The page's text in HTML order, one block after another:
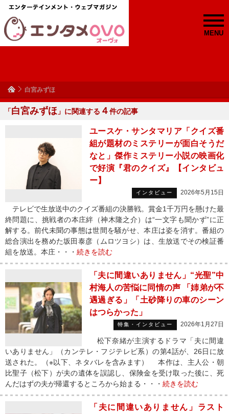
MENU
白宮みずほ
「白宮みずほ 」に関連する ４件の記事
ユースケ・サンタマリア「クイズ番
組が題材のミステリーが面白そうだ
なと」傑作ミステリー小説の映画化
で好演『君のクイズ』【インタビュ
ー】
インタビュー 2026年5月15日
テレビで生放送中のクイズ番組の決勝戦。賞金1千万円を懸けた最
終問題に、挑戦者の本庄絆（神木隆之介）は“一文字も聞かず”に正
解する。前代未聞の事態は世間を騒がせ、本庄は姿を消す。番組の
総合演出を務めた坂田泰彦（ムロツヨシ）は、生放送でその検証番
組を放送。本庄・・・ 続きを読む
「夫に間違いありません」“光聖”中
村海人の苦悩に同情の声 「姉弟が不
遇過ぎる」「土砂降りの車のシーン
はつらかった」
特集・インタビュー 2026年1月27日
松下奈緒が主演するドラマ「夫に間違
いありません」（カンテレ・フジテレビ系）の第4話が、26日に放
送された。（※以下、ネタバレを含みます） 本作は、主人公・朝
比聖子（松下）が夫の遺体を誤認し、保険金を受け取った後に、死
んだはずの夫が帰還するところから始まる・・・ 続きを読む
「夫に間違いありません」ラスト